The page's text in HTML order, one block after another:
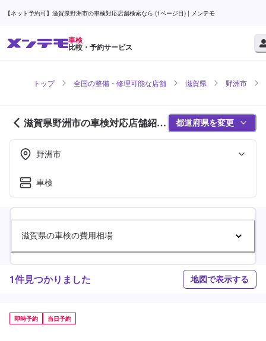
【ネット予約可】滋賀県野洲市の車検対応店舗検索なら (1ページ目) | メンテモ
車検
比較・予約サービス
トップ 全国の整備・修理可能な店舗 滋賀県 野洲市
滋賀県野洲市の車検対応店舗紹介
(1ページ目)
都道府県を変更
野洲市
車検
滋賀県の車検の費用相場
1件見つかりました 地図で表示する
即時予約 当日予約